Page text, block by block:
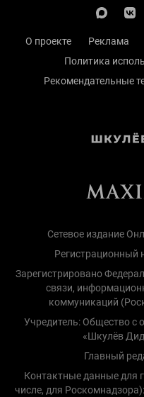
О проекте Реклама
Политика
Рекомендательные
Сетевое издание
Зарегистрировано
связи,
коммуникаций
Учредитель: Общество с
«Шкулёв
Главный
Контактные данные для
числе, для